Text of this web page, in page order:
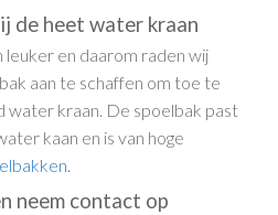
de heet water kraan
en daarom raden wij
aan te schaffen om toe te
water kraan. De spoelbak past
kaan en is van hoge
.
neem contact op